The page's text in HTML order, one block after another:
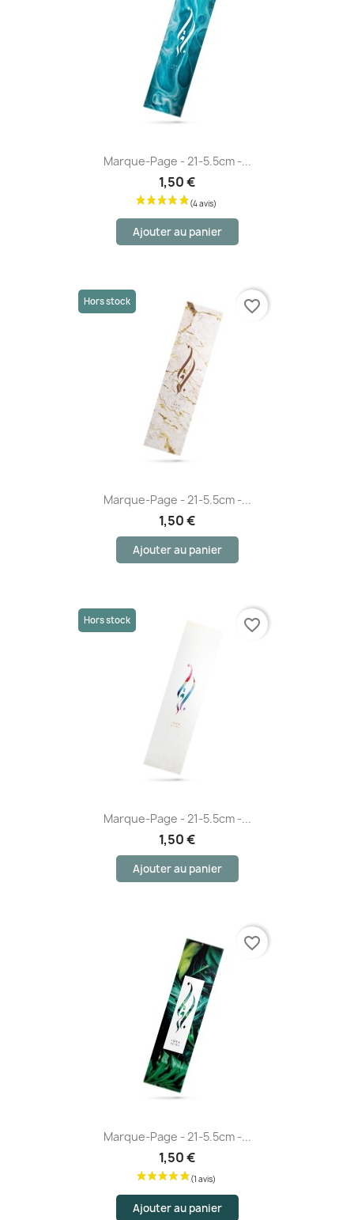
Marque-Page - 21-5.5cm -...
1,50 €
Ajouter au panier
Marque-Page - 21-5.5cm -...
1,50 €
Ajouter au panier
Hors stock favorite_border
Marque-Page - 21-5.5cm -...
1,50 €
Ajouter au panier
Hors stock favorite_border
Marque-Page - 21-5.5cm -...
1,50 €
Ajouter au panier
favorite_border